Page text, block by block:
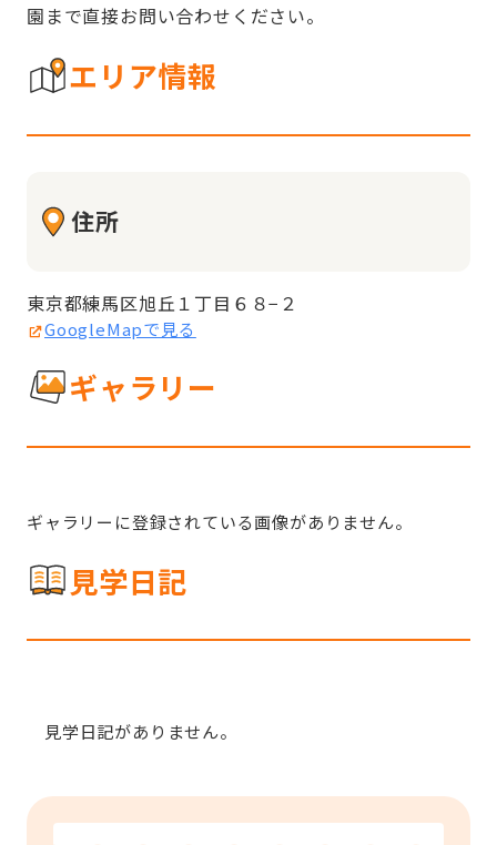
園まで直接お問い合わせください。
エリア情報
住所
東京都練馬区旭丘１丁目６８−２
GoogleMapで見る
ギャラリー
ギャラリーに登録されている画像がありません。
見学日記
見学日記がありません。